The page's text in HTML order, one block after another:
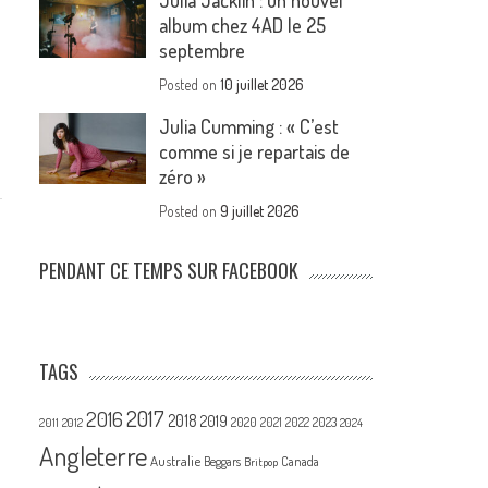
album chez 4AD le 25
septembre
Posted on10 juillet 2026
Julia Cumming : « C’est
comme si je repartais de
zéro »
Posted on9 juillet 2026
PENDANT CE TEMPS SUR FACEBOOK
TAGS
2011 2012 20162017 2018 2019 2020 2021 2022 2023 2024
Angleterre Australie Beggars Britpop Canada